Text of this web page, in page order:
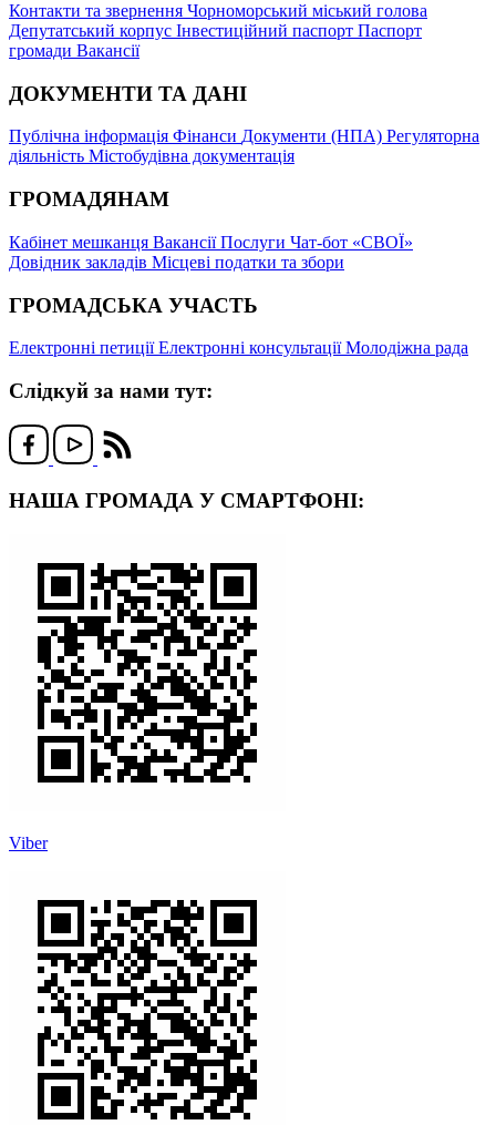
Контакти та звернення Чорноморський міський голова
Депутатський корпус Інвестиційний паспорт Паспорт
громади Вакансії
ДОКУМЕНТИ ТА ДАНІ
Публічна інформація Фінанси Документи (НПА) Регуляторна
діяльність Містобудівна документація
ГРОМАДЯНАМ
Кабінет мешканця ВакансіїПослуги Чат-бот «СВОЇ»
Довідник закладів Місцеві податки та збори
ГРОМАДСЬКА УЧАСТЬ
Електронні петиціїЕлектронні консультаціїМолодіжна рада
Слідкуй за нами тут:
НАША ГРОМАДА У СМАРТФОНІ:
Viber